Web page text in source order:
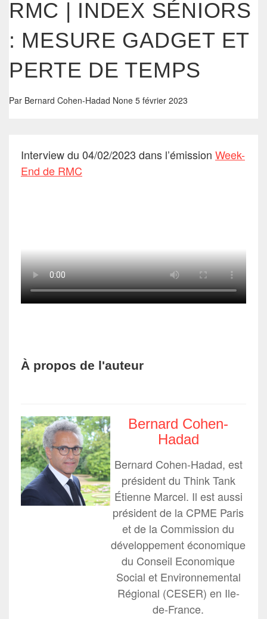
RMC | INDEX SÉNIORS
: MESURE GADGET ET
PERTE DE TEMPS
Par Bernard Cohen-Hadad None 5 février 2023
Interview du 04/02/2023 dans l’émission Week-
End de RMC
À propos de l'auteur
Bernard Cohen-
Hadad
Bernard Cohen-Hadad, est
président du Think Tank
Étienne Marcel. Il est aussi
président de la CPME Paris
et de la Commission du
développement économique
du Conseil Economique
Social et Environnemental
Régional (CESER) en Ile-
de-France.